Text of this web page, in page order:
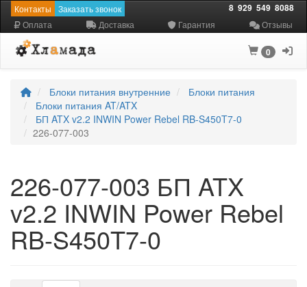
Контакты Заказать звонок 8 929 549 8088
Оплата Доставка Гарантия Отзывы
0
Блоки питания внутренние
Блоки питания
Блоки питания AT/ATX
БП ATX v2.2 INWIN Power Rebel RB-S450T7-0
226-077-003
226-077-003 БП ATX
v2.2 INWIN Power Rebel
RB-S450T7-0